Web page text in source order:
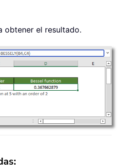
obtener el resultado.